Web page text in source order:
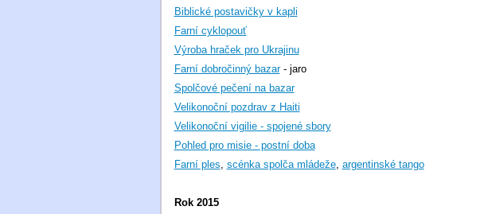
Biblické postavičky v kapli
Farní cyklopouť
Výroba hraček pro Ukrajinu
Farní dobročinný bazar- jaro
Spolčové pečení na bazar
Velikonoční pozdrav z Haiti
Velikonoční vigilie - spojené sbory
Pohled pro misie - postní doba
Farní ples, scénka spolča mládeže, argentinské tango
Rok 2015